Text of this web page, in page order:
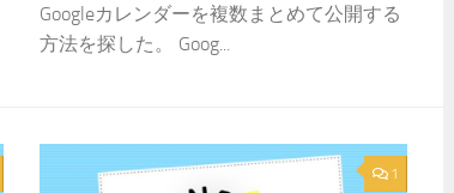
Googleカレンダーを複数まとめて公開する
方法を探した。 Goog...
1